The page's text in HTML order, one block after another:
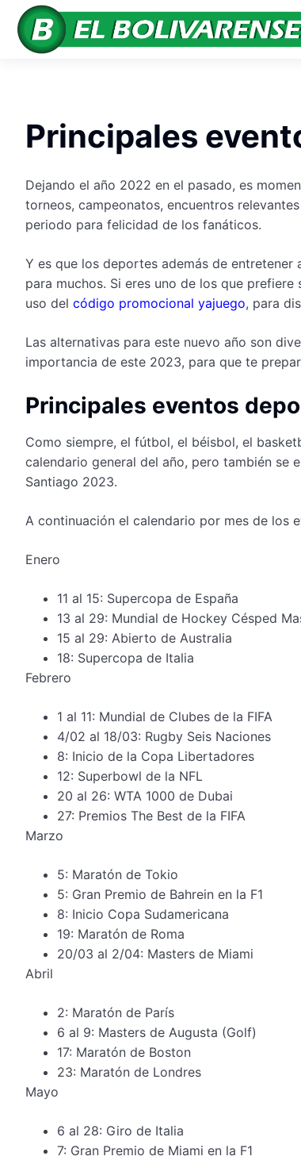
Principales
Dejando el año 2022 en el pasado, es
torneos, campeonatos, encuentros
periodo para felicidad de los fanáticos.
Y es que los deportes además de
para muchos. Si eres uno de los que
uso del código promocional yajuego, para
Las alternativas para este nuevo año son
importancia de este 2023, para que te
Principales eventos
Como siempre, el fútbol, el béisbol, el
calendario general del año, pero también se
Santiago 2023.
A continuación el calendario por mes de los
Enero
11 al 15: Supercopa de España
13 al 29: Mundial de Hockey Césped
15 al 29: Abierto de Australia
18: Supercopa de Italia
Febrero
1 al 11: Mundial de Clubes de la FIFA
4/02 al 18/03: Rugby Seis Naciones
8: Inicio de la Copa Libertadores
12: Superbowl de la NFL
20 al 26: WTA 1000 de Dubai
27: Premios The Best de la FIFA
Marzo
5: Maratón de Tokio
5: Gran Premio de Bahrein en la F1
8: Inicio Copa Sudamericana
19: Maratón de Roma
20/03 al 2/04: Masters de Miami
Abril
2: Maratón de París
6 al 9: Masters de Augusta (Golf)
17: Maratón de Boston
23: Maratón de Londres
Mayo
6 al 28: Giro de Italia
7: Gran Premio de Miami en la F1